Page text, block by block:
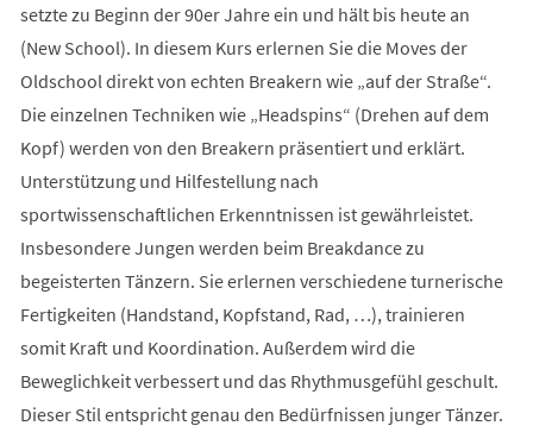
setzte zu Beginn der 90er Jahre ein und hält bis heute an
(New School). In diesem Kurs erlernen Sie die Moves der
Oldschool direkt von echten Breakern wie „auf der Straße“.
Die einzelnen Techniken wie „Headspins“ (Drehen auf dem
Kopf) werden von den Breakern präsentiert und erklärt.
Unterstützung und Hilfestellung nach
sportwissenschaftlichen Erkenntnissen ist gewährleistet.
Insbesondere Jungen werden beim Breakdance zu
begeisterten Tänzern. Sie erlernen verschiedene turnerische
Fertigkeiten (Handstand, Kopfstand, Rad, …), trainieren
somit Kraft und Koordination. Außerdem wird die
Beweglichkeit verbessert und das Rhythmusgefühl geschult.
Dieser Stil entspricht genau den Bedürfnissen junger Tänzer.